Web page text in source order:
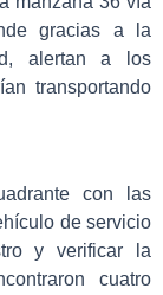
gracias a la
alertan a los
transportando
con las
de servicio
y verificar la
cuatro